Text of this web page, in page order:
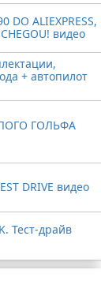
DO ALIEXPRESS,
видео
+ автопилот
ГОЛЬФА
DRIVE видео
Тест-драйв